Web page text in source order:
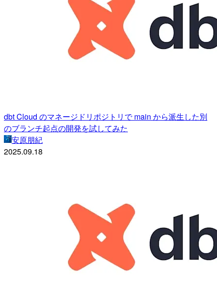
dbt Cloud のマネージドリポジトリで main から派生した別
のブランチ起点の開発を試してみた
安原朋紀
2025.09.18